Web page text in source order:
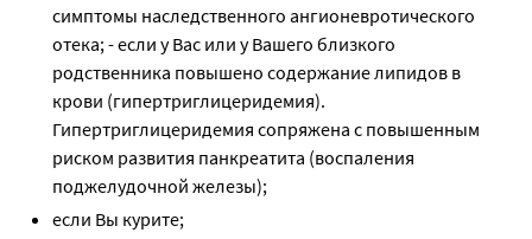
симптомы наследственного ангионевротического
отека; - если у Вас или у Вашего близкого
родственника повышено содержание липидов в
крови (гипертриглицеридемия).
Гипертриглицеридемия сопряжена с повышенным
риском развития панкреатита (воспаления
поджелудочной железы);
если Вы курите;